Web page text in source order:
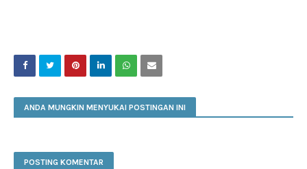
ANDA MUNGKIN MENYUKAI POSTINGAN INI
POSTING KOMENTAR